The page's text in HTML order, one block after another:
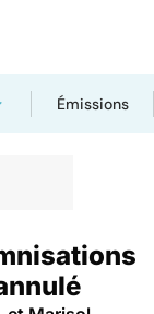
Émissions